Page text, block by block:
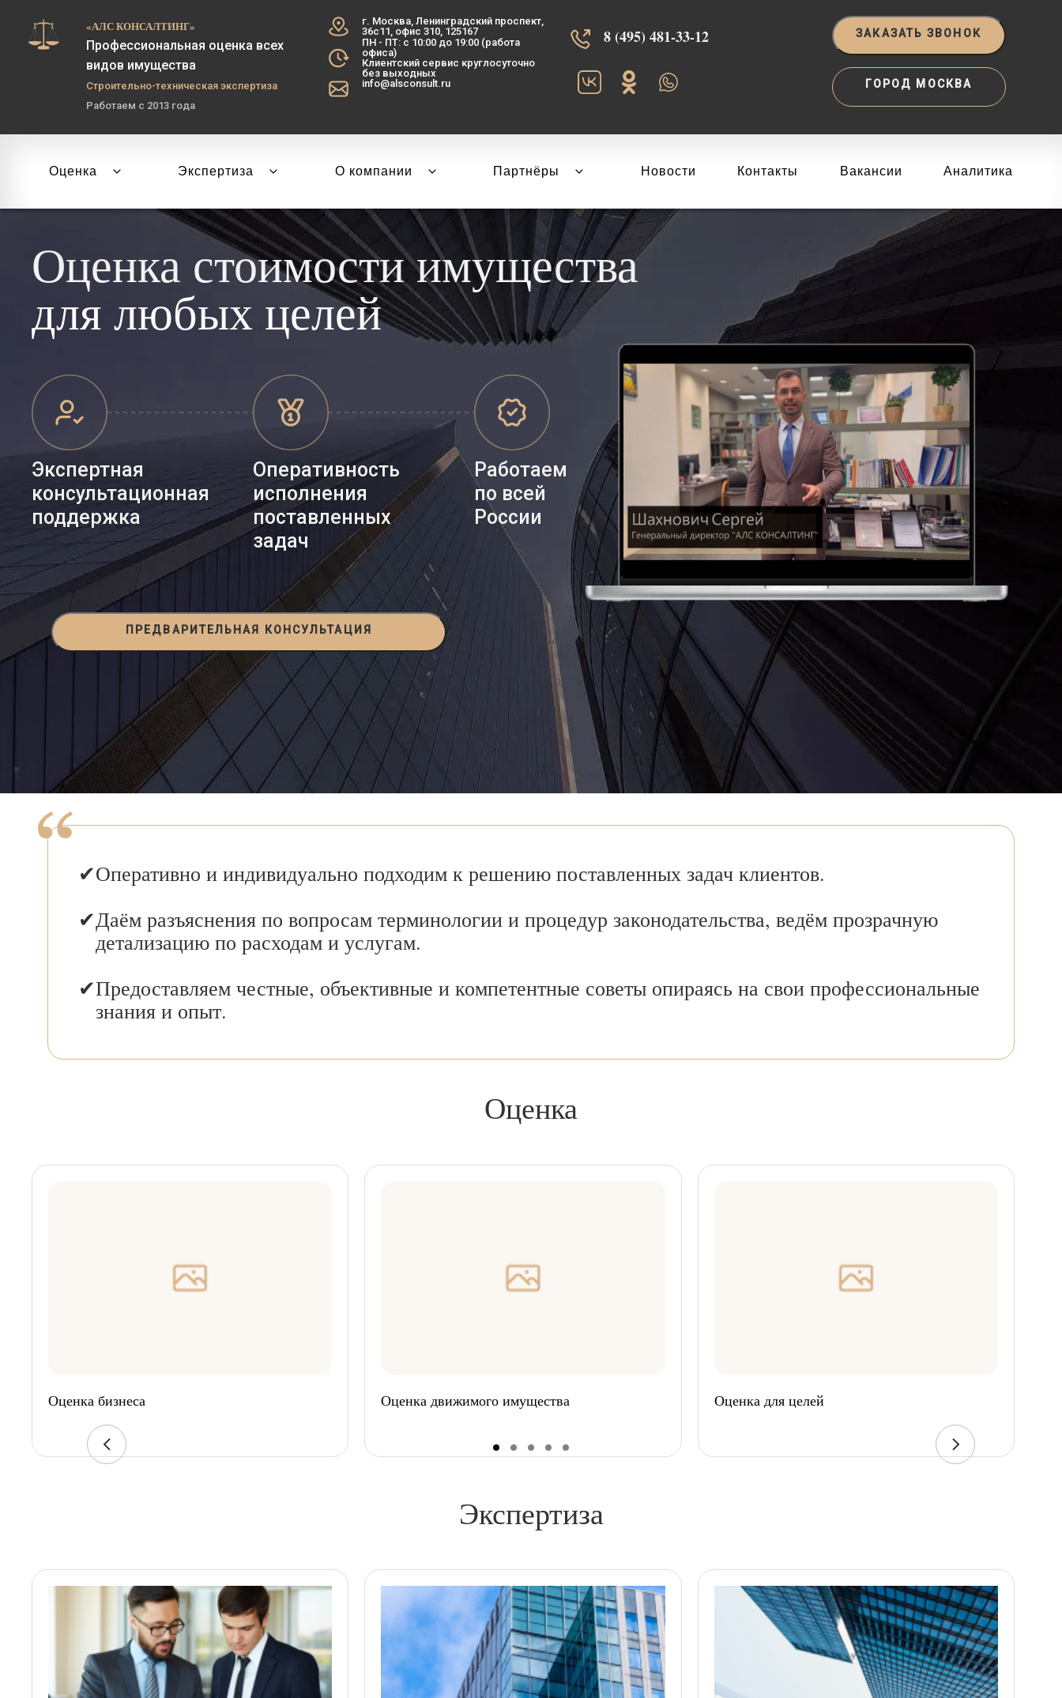
«АЛС КОНСАЛТИНГ»
Профессиональная оценка всех
видов имущества
Строительно-техническая экспертиза
Работаем с 2013 года
г. Москва, Ленинградский проспект,
36с11, офис 310, 125167
ПН - ПТ: с 10:00 до 19:00 (работа
офиса)
Клиентский сервис круглосуточно
без выходных
info@alsconsult.ru
8 (495) 481-33-12‬‬ ЗАКАЗАТЬ ЗВОНОК
ГОРОД МОСКВА
Оценка Экспертиза О компании Партнёры Новости Контакты Вакансии Аналитика
Оценка стоимости имущества
для любых целей
Экспертная
консультационная
поддержка
Оперативность
исполнения
поставленных
задач
Работаем
по всей
России
ПРЕДВАРИТЕЛЬНАЯ КОНСУЛЬТАЦИЯ
Оперативно и индивидуально подходим к решению поставленных задач клиентов.
Даём разъяснения по вопросам терминологии и процедур законодательства, ведём прозрачную
детализацию по расходам и услугам.
Предоставляем честные, объективные и компетентные советы опираясь на свои профессиональные
знания и опыт.
Оценка
Оценка бизнеса Оценка движимого имущества Оценка для целей
Экспертиза